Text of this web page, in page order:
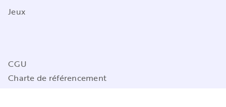
Jeux
CGU
Charte de référencement